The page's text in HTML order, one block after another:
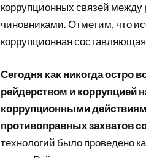
коррупционных связей
чиновниками. Отметим, что
коррупционная
Сегодня как никогда остро
рейдерством и коррупцией
коррупционными
противоправных захватов
технологий было проведено